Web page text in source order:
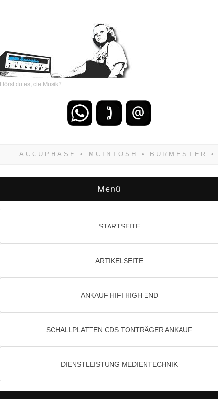
Hörst du es, die Musik?
zwangsläufig siegen! Und noch was: Hifi
Menü
STARTSEITE
ARTIKELSEITE
ANKAUF HIFI HIGH END
SCHALLPLATTEN CDS TONTRÄGER ANKAUF
DIENSTLEISTUNG MEDIENTECHNIK